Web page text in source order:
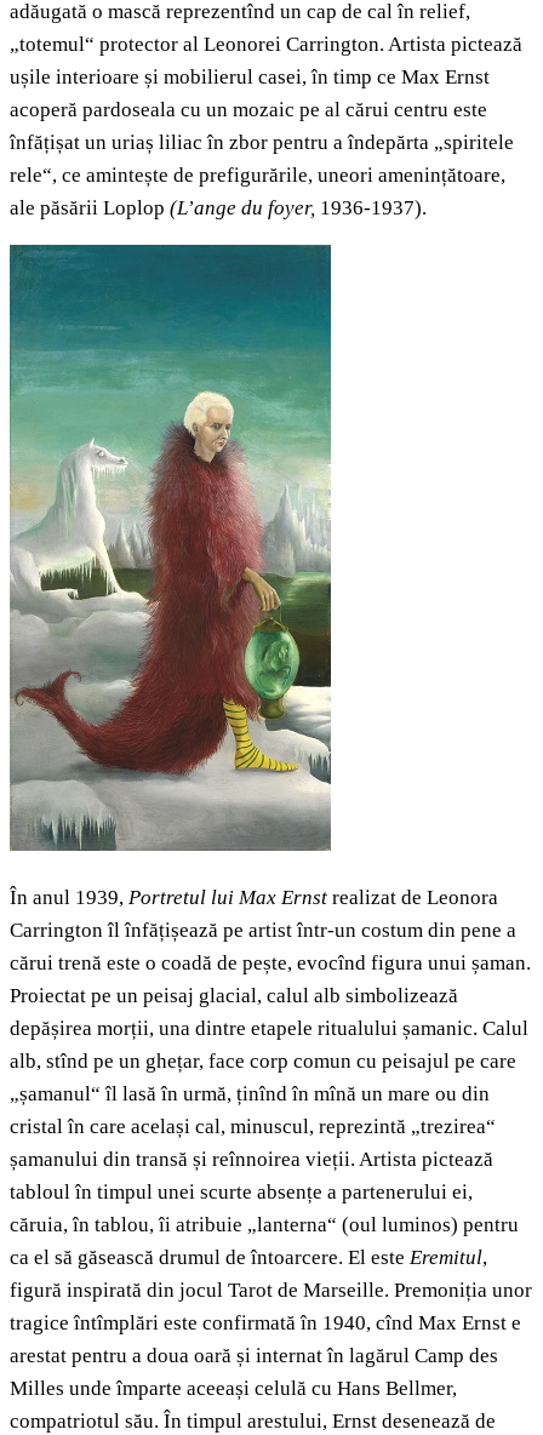
adăugată o mască reprezentînd un cap de cal în relief,
„totemul“ protector al Leonorei Carrington. Artista pictează
ușile interioare și mobilierul casei, în timp ce Max Ernst
acoperă pardoseala cu un mozaic pe al cărui centru este
înfățișat un uriaș liliac în zbor pentru a îndepărta „spiritele
rele“, ce amintește de prefigurările, uneori amenințătoare,
ale păsării Loplop (L’ange du foyer, 1936-1937).
În anul 1939, Portretul lui Max Ernst realizat de Leonora
Carrington îl înfățișează pe artist într-un costum din pene a
cărui trenă este o coadă de pește, evocînd figura unui șaman.
Proiectat pe un peisaj glacial, calul alb simbolizează
depășirea morții, una dintre etapele ritualului șamanic. Calul
alb, stînd pe un ghețar, face corp comun cu peisajul pe care
„șamanul“ îl lasă în urmă, ținînd în mînă un mare ou din
cristal în care același cal, minuscul, reprezintă „trezirea“
șamanului din transă și reînnoirea vieții. Artista pictează
tabloul în timpul unei scurte absențe a partenerului ei,
căruia, în tablou, îi atribuie „lanterna“ (oul luminos) pentru
ca el să găsească drumul de întoarcere. El este Eremitul,
figură inspirată din jocul Tarot de Marseille. Premoniția unor
tragice întîmplări este confirmată în 1940, cînd Max Ernst e
arestat pentru a doua oară și internat în lagărul Camp des
Milles unde împarte aceeași celulă cu Hans Bellmer,
compatriotul său. În timpul arestului, Ernst desenează de